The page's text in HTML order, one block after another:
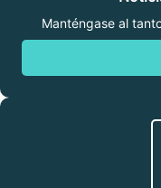
Manténgase al